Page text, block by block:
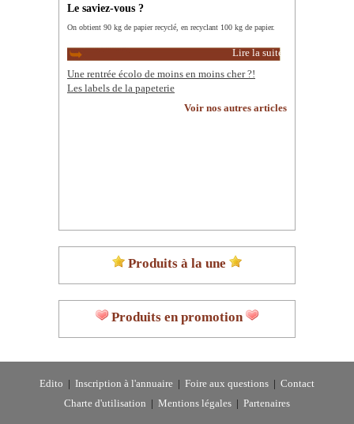
Le saviez-vous ?
On obtient 90 kg de papier recyclé, en recyclant 100 kg de papier.
Lire la suite
Une rentrée écolo de moins en moins cher ?!
Les labels de la papeterie
Voir nos autres articles
Produits à la une
Produits en promotion
Edito Inscription à l'annuaire Foire aux questions
Contact
Charte d'utilisation
Mentions légales Partenaires